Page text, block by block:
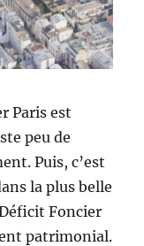
Paris est
peu de
Puis, c’est
la plus belle
Foncier
patrimonial.